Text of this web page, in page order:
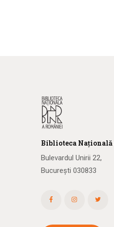
Biblioteca Națională
Bulevardul Unirii 22,
București 030833